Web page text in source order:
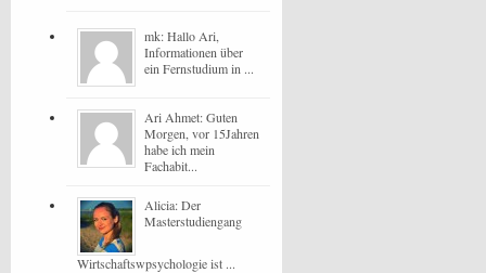
mk: Hallo Ari,
Informationen über
ein Fernstudium in ...
Ari Ahmet: Guten
Morgen, vor 15Jahren
habe ich mein
Fachabit...
Alicia: Der
Masterstudiengang
Wirtschaftswpsychologie ist ...